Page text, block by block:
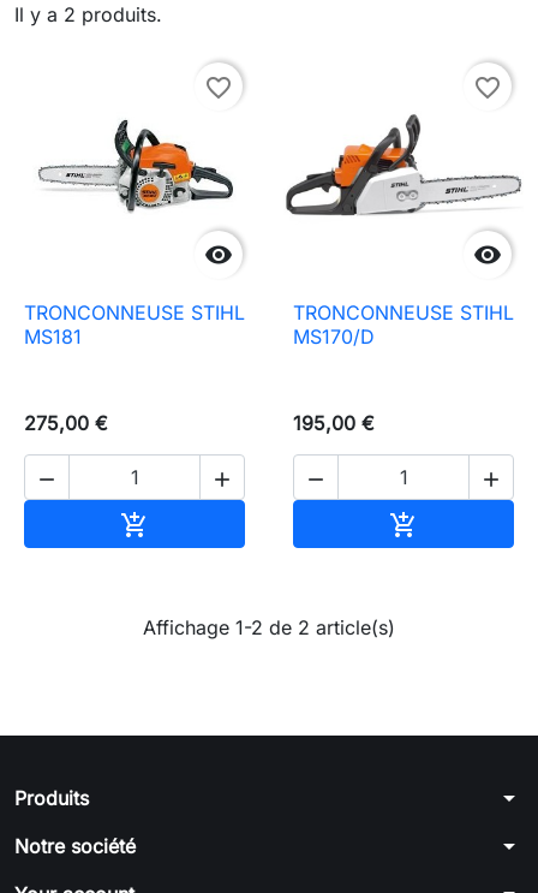
Il y a 2 produits.

favorite_border
TRONCONNEUSE STIHL
MS181
275,00 €
 


favorite_border
TRONCONNEUSE STIHL
MS170/D
195,00 €
 

Affichage 1-2 de 2 article(s)
Produits arrow_drop_down
Notre société arrow_drop_down